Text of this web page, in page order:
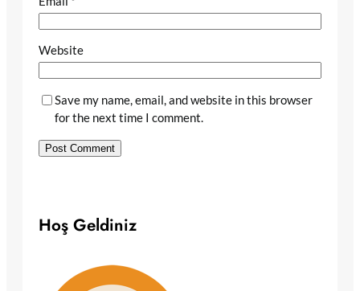
Website
Save my name, email, and website in this browser
for the next time I comment.
Hoş Geldiniz